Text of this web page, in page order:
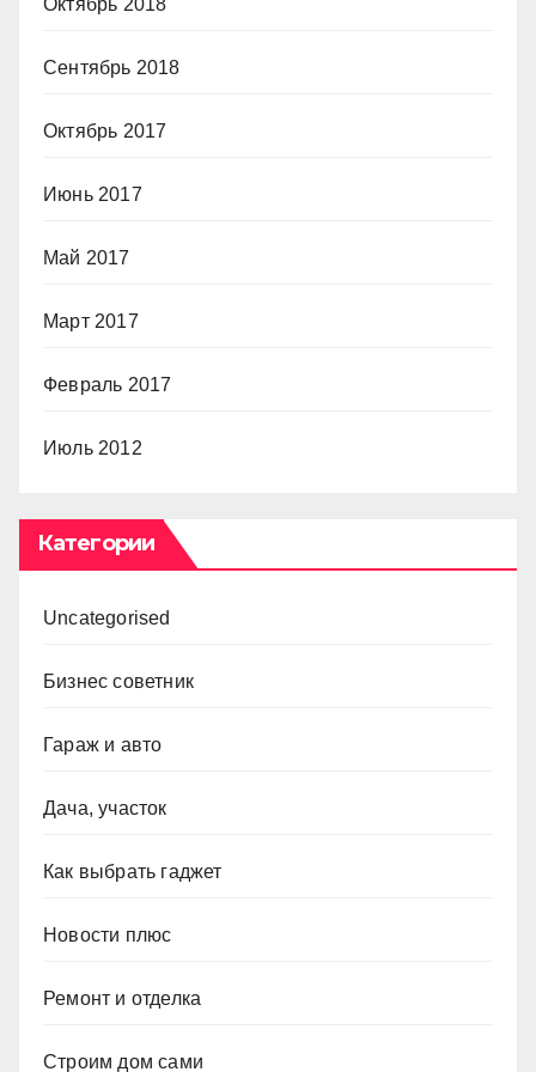
Сентябрь 2018
Октябрь 2017
Июнь 2017
Май 2017
Март 2017
Февраль 2017
Июль 2012
Категории
Uncategorised
Бизнес советник
Гараж и авто
Дача, участок
Как выбрать гаджет
Новости плюс
Ремонт и отделка
Строим дом сами